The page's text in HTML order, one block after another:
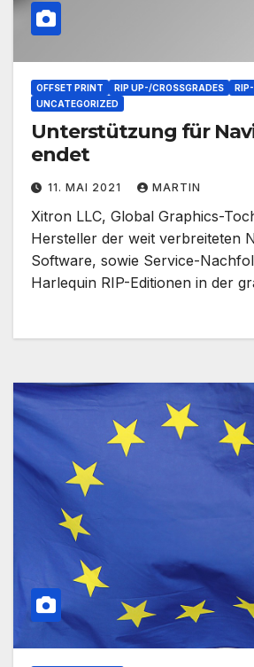
OFFSET PRINT RIP UP-/CROSSGRADES
UNCATEGORIZED
Unterstützung für
endet
11. MAI 2021 MARTIN
Xitron LLC, Global Graphics-
Hersteller der weit verbreiteten
Software, sowie Service-
Harlequin RIP-Editionen in der